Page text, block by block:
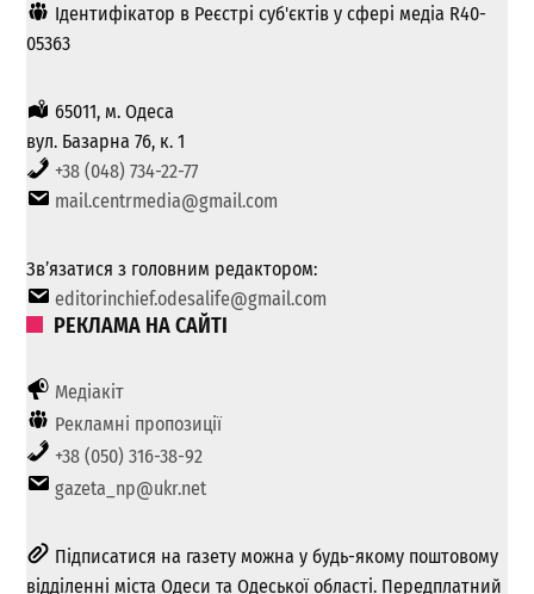
Ідентифікатор в Реєстрі суб'єктів у сфері медіа R40-
05363
65011, м. Одеса
вул. Базарна 76, к. 1
+38 (048) 734-22-77
mail.centrmedia@gmail.com
Зв’язатися з головним редактором:
editorinchief.odesalife@gmail.com
РЕКЛАМА НА САЙТІ
Медіакіт
Рекламні пропозиції
+38 (050) 316-38-92
gazeta_np@ukr.net
Підписатися на газету можна у будь-якому поштовому
відділенні міста Одеси та Одеської області. Передплатний